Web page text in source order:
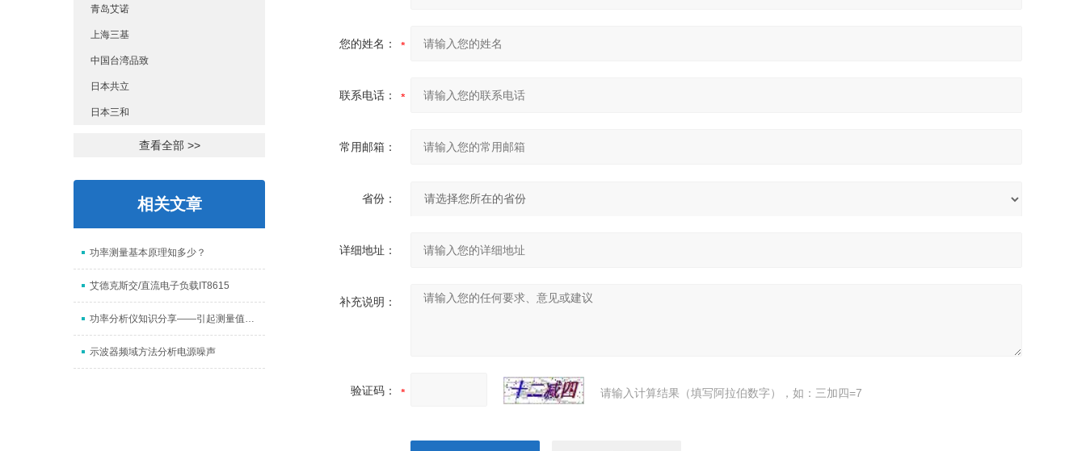
青岛艾诺
上海三基
中国台湾品致
日本共立
日本三和
查看全部 >>
相关文章
功率测量基本原理知多少？
艾德克斯交/直流电子负载IT8615
功率分析仪知识分享——引起测量值不准确的常见问题与解决方法！
示波器频域方法分析电源噪声
您的姓名：
联系电话：
常用邮箱：
省份：
详细地址：
补充说明：
验证码： 请输入计算结果（填写阿拉伯数字），如：三加四=7